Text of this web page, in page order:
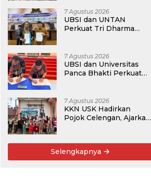
Depan?
7 Agustus 2026
UBSI dan UNTAN
Perkuat Tri Dharma
7 Agustus 2026
UBSI dan Universitas
Panca Bhakti Perkuat
7 Agustus 2026
KKN USK Hadirkan
Pojok Celengan, Ajarkan
Selengkapnya